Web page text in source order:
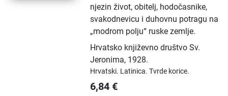
njezin život, obitelj, hodočasnike,
svakodnevicu i duhovnu potragu na
„modrom polju“ ruske zemlje.
Hrvatsko književno društvo Sv.
Jeronima, 1928.
Hrvatski. Latinica.Tvrde korice.
6,84 €